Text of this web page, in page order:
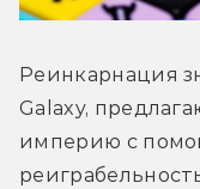
Реинкарнация
Galaxy,
империю с